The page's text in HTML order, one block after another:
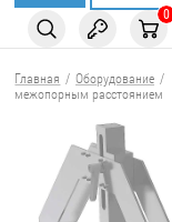
0
Главная / Оборудование /
межопорным расстоянием